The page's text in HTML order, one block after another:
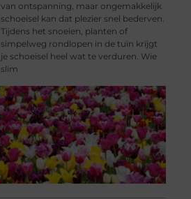
van ontspanning, maar ongemakkelijk
schoeisel kan dat plezier snel bederven.
Tijdens het snoeien, planten of
simpelweg rondlopen in de tuin krijgt
je schoeisel heel wat te verduren. Wie
slim